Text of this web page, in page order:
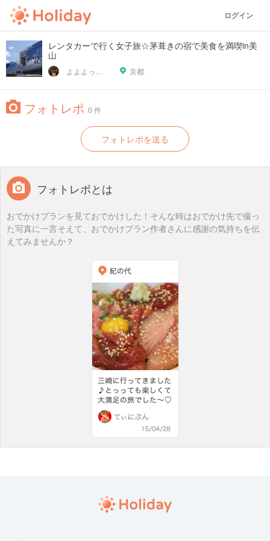
ログイン
レンタカーで行く女子旅☆茅葺きの宿で美食を満喫in美
山
京都
フォトレポ 0 件
フォトレポを送る
フォトレポとは
おでかけプランを見ておでかけした！そんな時はおでかけ先で撮っ
た写真に一言そえて、おでかけプラン作者さんに感謝の気持ちを伝
えてみませんか？